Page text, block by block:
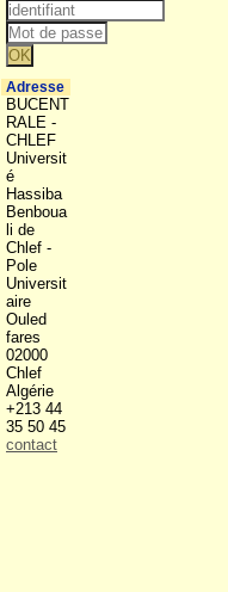
Adresse
BUCENT
RALE -
CHLEF
Universit
é
Hassiba
Benboua
li de
Chlef -
Pole
Universit
aire
Ouled
fares
02000
Chlef
Algérie
+213 44
35 50 45
contact